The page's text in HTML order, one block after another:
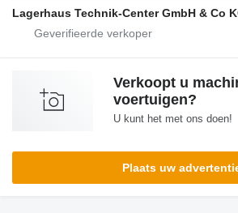
Lagerhaus Technik-Center GmbH & Co
Verkoopt u
voertuigen?
U kunt het met ons doen!
Plaats uw